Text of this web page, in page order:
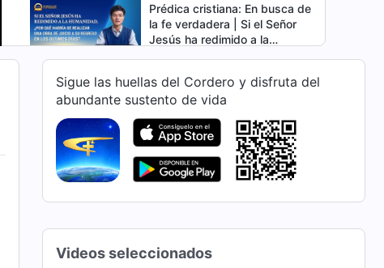
Prédica cristiana: En busca de
la fe verdadera | Si el Señor
Jesús ha redimido a la
a Su regreso en los últimos
días?
36:52
Prédica cristiana: En busca de
la fe verdadera | ¿Quién
puede salvar a la humanidad
y revolucionar nuestro
destino?
Prédica cristiana: En busca de
la fe verdadera | ¿Es
defendible la idea de la
Prédica cristiana: En busca de
Sigue las huellas del Cordero y disfruta del
abundante sustento de vida
Videos seleccionados